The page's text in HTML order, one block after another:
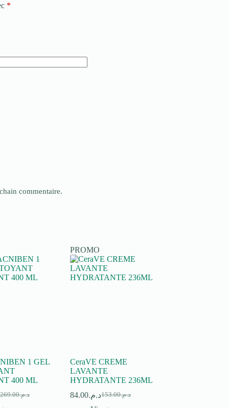
*
commentaire.
1 GEL
400 ML
د.م.269.00
PROMO
CeraVE CREME
LAVANTE
HYDRATANTE 236ML
د.م.153.00
Leد.م.84.00
Le